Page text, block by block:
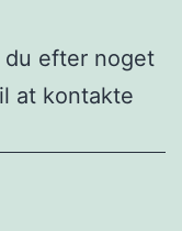
du efter noget
at kontakte